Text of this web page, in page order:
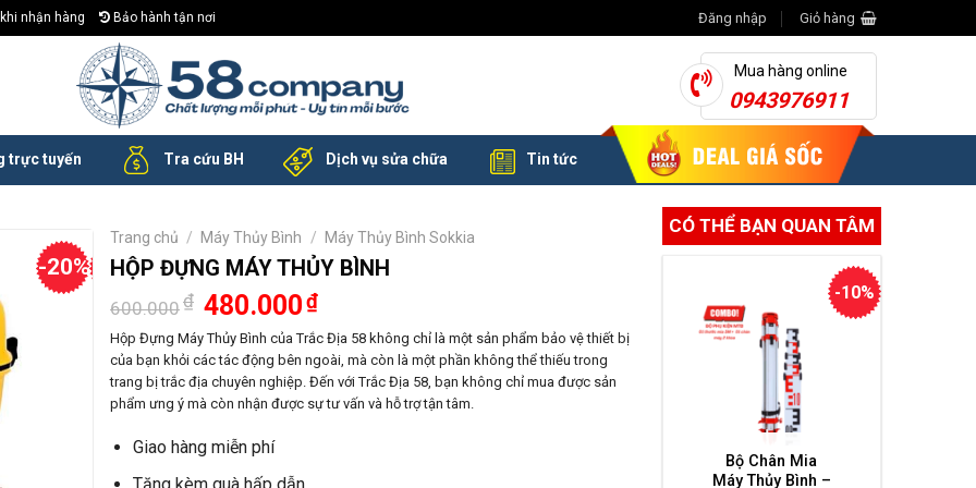
nhận hàng Bảo hành tận nơi Đăng nhập Giỏ hàng
Mua hàng online
0943976911
trực tuyến Tra cứu BH Dịch vụ sửa chữa Tin tức
CÓ THỂ BẠN QUAN TÂM
-10%
Bộ Chân Mia
Máy Thủy Bình –
-20%
Trang chủ / Máy Thủy Bình / Máy Thủy Bình Sokkia
HỘP ĐỰNG MÁY THỦY BÌNH
600.000₫ Giá
gốc
là:
600.000₫.
480.000₫Giá
tại
là:
480.000₫.
Hộp Đựng Máy Thủy Bình của Trắc Địa 58 không chỉ là một sản phẩm bảo vệ thiết bị
của bạn khỏi các tác động bên ngoài, mà còn là một phần không thể thiếu trong
trang bị trắc địa chuyên nghiệp. Đến với Trắc Địa 58, bạn không chỉ mua được sản
phẩm ưng ý mà còn nhận được sự tư vấn và hỗ trợ tận tâm.
Giao hàng miễn phí